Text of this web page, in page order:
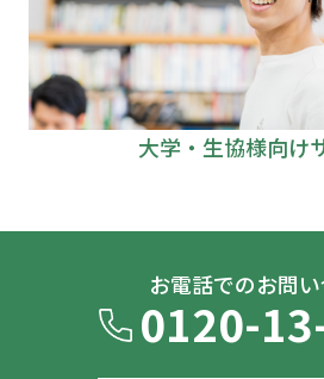
大学・生協様向け
お電話でのお問
0120-